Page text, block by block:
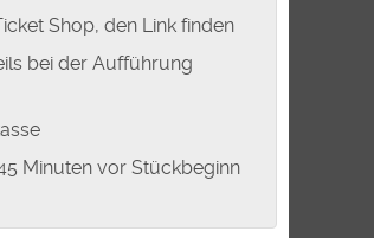
Shop, den Link finden
bei der Aufführung
Minuten vor Stückbeginn